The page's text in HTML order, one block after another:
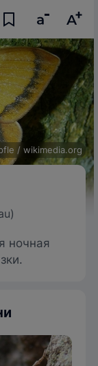
/ wikimedia.org
ночная